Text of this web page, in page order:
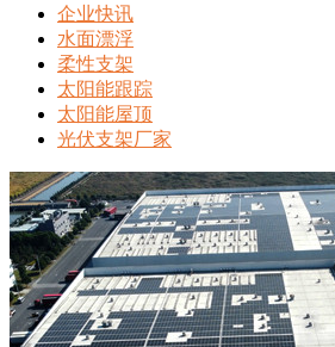
企业快讯
水面漂浮
柔性支架
太阳能跟踪
太阳能屋顶
光伏支架厂家